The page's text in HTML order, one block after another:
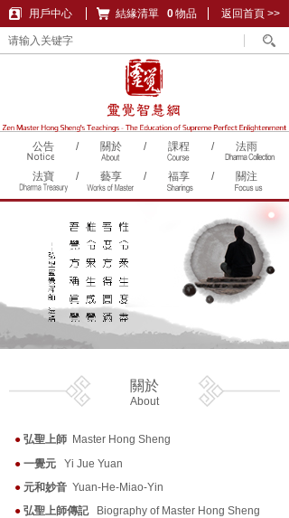
結緣清單
購物車 0物品
用戶中心 返回首頁 >>
公告/ 關於/ 課程 / 法雨
法寶/ 藝享/ 福享/ 關注
About
關於
● 弘聖上師 Master Hong Sheng
● 一覺元 Yi Jue Yuan
● 元和妙音 Yuan-He-Miao-Yin
● 弘聖上師傳記Biography of Master Hong Sheng